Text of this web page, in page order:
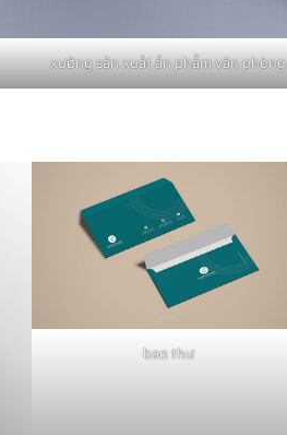
xưởng sản xuất ấn phẩm văn phòng
bao thư